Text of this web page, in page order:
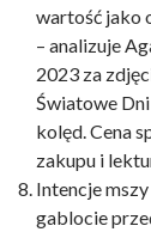
wartość jako
– analizuje
2023 za
Światowe
kolęd. Cena
zakupu i
Intencje
gablocie